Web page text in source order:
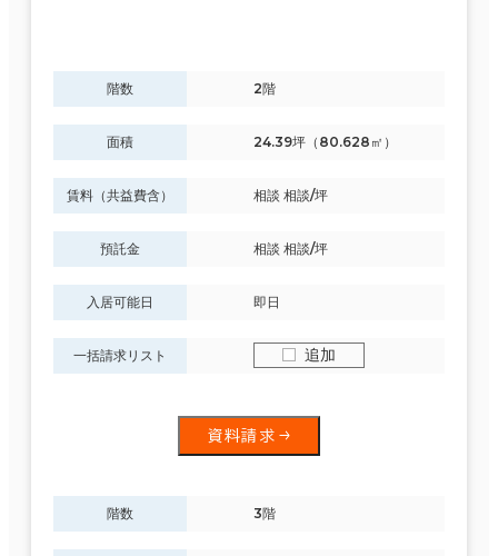
階数 2階
面積 24.39坪（80.628㎡）
賃料（共益費含） 相談 相談/坪
預託金 相談 相談/坪
入居可能日 即日
一括請求リスト 追加
資料請求
階数 3階
その他
制震・免震構造
1フロア面積100坪以上
123室(34